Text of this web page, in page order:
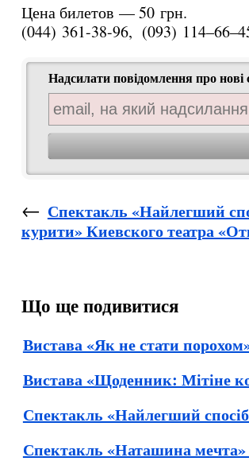
Цена билетов — 50 грн.
(044) 361-38-96, (093)
Надсилати повідомлення про нові
← Спектакль «Найлегший
курити» Киевского театра
Що ще подивитися
Вистава «Як не стати
Вистава «Щоденник: Мітіне
Спектакль «Найлегший
Спектакль «Наташина